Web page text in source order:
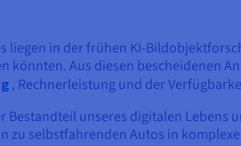
liegen in der frühen KI-
könnten. Aus diesen bescheidenen
, Rechnerleistung und der
unseres digitalen Lebens
zu selbstfahrenden Autos in